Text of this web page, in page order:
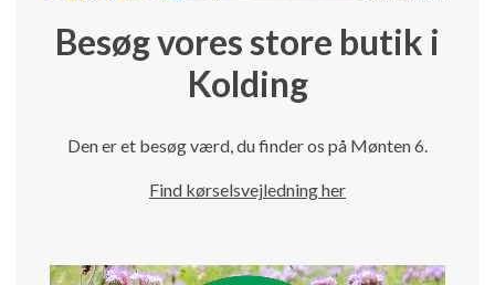
Besøg vores store butik i
Kolding
Den er et besøg værd, du finder os på Mønten 6.
Find kørselsvejledning her